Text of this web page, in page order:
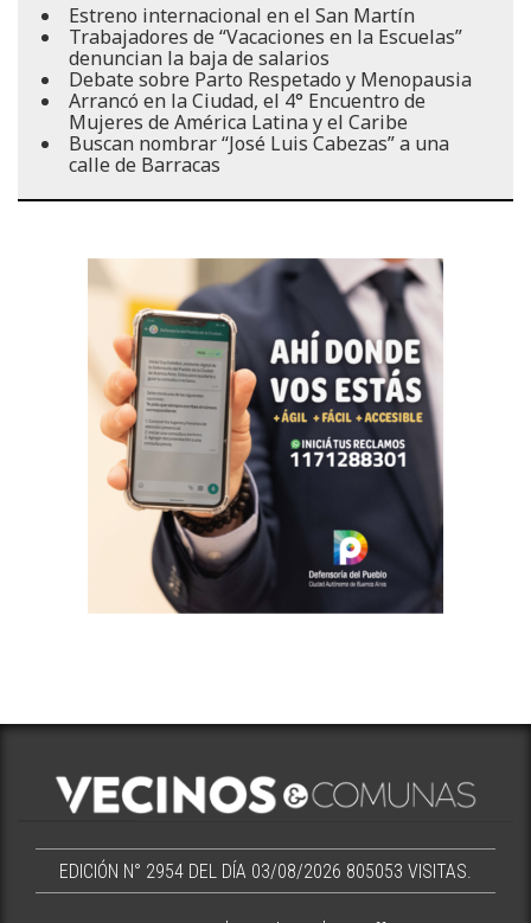
Estreno internacional en el San Martín
Trabajadores de “Vacaciones en la Escuelas”
denuncian la baja de salarios
Debate sobre Parto Respetado y Menopausia
Arrancó en la Ciudad, el 4° Encuentro de
Mujeres de América Latina y el Caribe
Buscan nombrar “José Luis Cabezas” a una
calle de Barracas
EDICIÓN N° 2954 DEL DÍA 03/08/2026 805053 VISITAS.